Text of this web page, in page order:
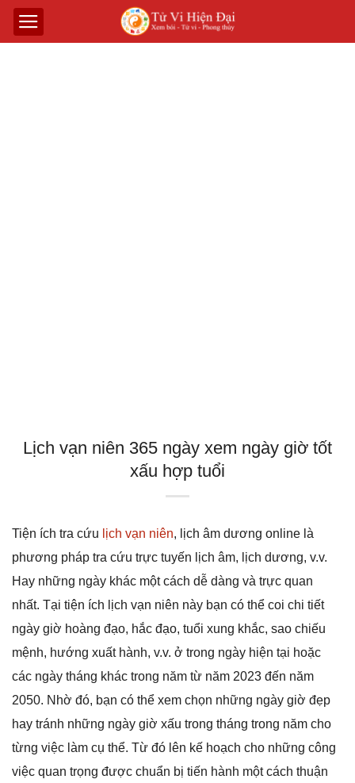
Lịch vạn niên 365 ngày xem ngày giờ tốt
xấu hợp tuổi
Tiện ích tra cứu lịch vạn niên, lịch âm dương online là
phương pháp tra cứu trực tuyến lịch âm, lịch dương, v.v.
Hay những ngày khác một cách dễ dàng và trực quan
nhất. Tại tiện ích lịch vạn niên này bạn có thể coi chi tiết
ngày giờ hoàng đạo, hắc đạo, tuổi xung khắc, sao chiếu
mệnh, hướng xuất hành, v.v. ở trong ngày hiện tại hoặc
các ngày tháng khác trong năm từ năm 2023 đến năm
2050. Nhờ đó, bạn có thể xem chọn những ngày giờ đẹp
hay tránh những ngày giờ xấu trong tháng trong năm cho
từng việc làm cụ thể. Từ đó lên kế hoạch cho những công
việc quan trọng được chuẩn bị tiến hành một cách thuận